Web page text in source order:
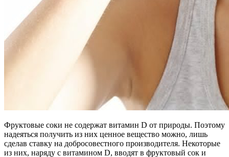
Фруктовые соки не содержат витамин D от природы. Поэтому
надеяться получить из них ценное вещество можно, лишь
сделав ставку на добросовестного производителя. Некоторые
из них, наряду с витамином D, вводят в фруктовый сок и